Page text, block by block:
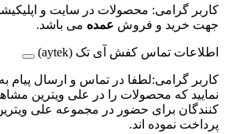
کاربر گرامی: محصولات در سایت و
جهت خرید و فروش عمده می باشد.
اطلاعات تماس کفش آی تک (aytek)
کاربر گرامی:لطفا در تماس و ارسال پیام به
نمایید که محصولات را در علی ویترین
کنندگان برای حضور در مجموعه علی
پرداخت نموده اند.